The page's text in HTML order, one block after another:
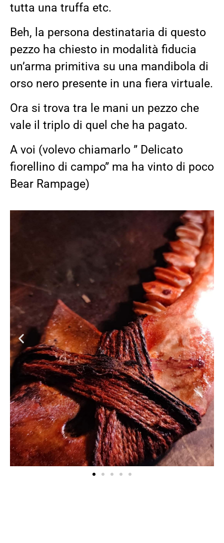
tutta una truffa etc.
Beh, la persona destinataria di questo
pezzo ha chiesto in modalità fiducia
un’arma primitiva su una mandibola di
orso nero presente in una fiera virtuale.
Ora si trova tra le mani un pezzo che
vale il triplo di quel che ha pagato.
A voi (volevo chiamarlo ” Delicato
fiorellino di campo” ma ha vinto di poco
Bear Rampage)